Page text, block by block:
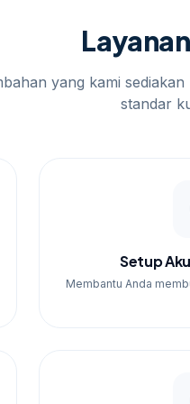
yang kami
standar
Setup
Membantu Anda